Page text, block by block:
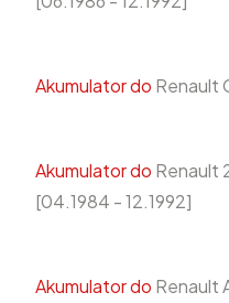
Akumulator do Renault
Akumulator do Renault
[04.1984 - 12.1992]
Akumulator do Renault